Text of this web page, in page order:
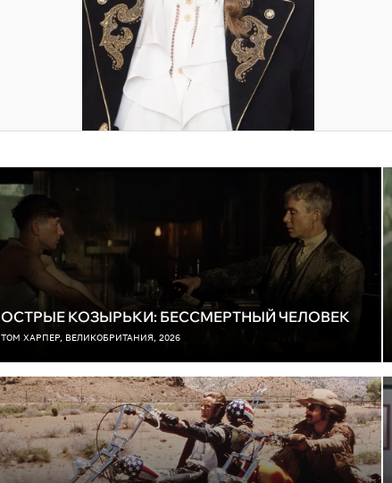
ОСТРЫЕ КОЗЫРЬКИ: БЕССМЕРТНЫЙ ЧЕЛОВЕК
ТОМ ХАРПЕР, ВЕЛИКОБРИТАНИЯ, 2026